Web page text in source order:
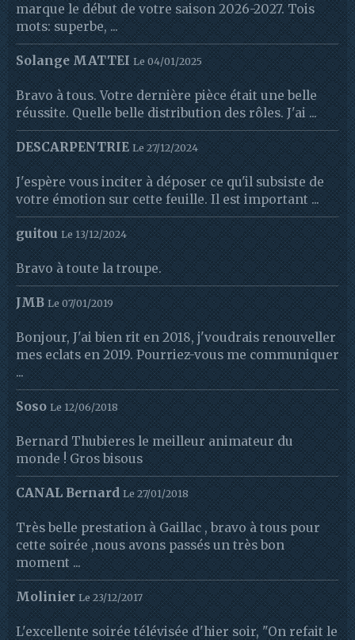
marque le début de votre saison 2026-2027. Tois
mots: superbe, ...
Solange MATTEI Le 04/01/2025
Bravo à tous. Votre dernière pièce était une belle
réussite. Quelle belle distribution des rôles. J'ai ...
DESCARPENTRIE Le 27/12/2024
J'espère vous inciter à déposer ce qu'il subsiste de
votre émotion sur cette feuille. Il est important ...
guitou Le 13/12/2024
Bravo à toute la troupe.
JMB Le 07/01/2019
Bonjour, J'ai bien rit en 2018, j'voudrais renouveller
mes eclats en 2019. Pourriez-vous me communiquer
...
Soso Le 12/06/2018
Bernard Thubieres le meilleur animateur du
monde ! Gros bisous
CANAL Bernard Le 27/01/2018
Très belle prestation à Gaillac , bravo à tous pour
cette soirée ,nous avons passés un très bon
moment ...
Molinier Le 23/12/2017
L'excellente soirée télévisée d'hier soir, "On refait le